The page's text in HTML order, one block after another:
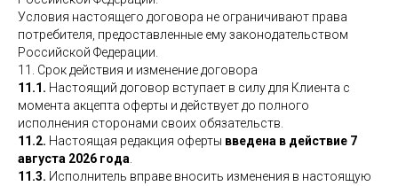
Условия настоящего договора не ограничивают права
потребителя, предоставленные ему законодательством
Российской Федерации.
11. Срок действия и изменение договора
11.1. Настоящий договор вступает в силу для Клиента с
момента акцепта оферты и действует до полного
исполнения сторонами своих обязательств.
11.2. Настоящая редакция оферты введена в действие 7
августа 2026 года
11.3. Исполнитель вправе вносить изменения в настоящую